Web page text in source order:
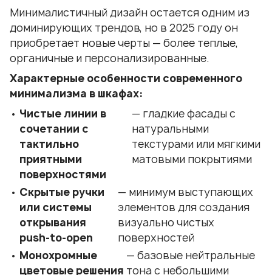
Минималистичный дизайн остается одним из
доминирующих трендов, но в 2025 году он
приобретает новые черты — более теплые,
органичные и персонализированные.
Характерные особенности современного
минимализма в шкафах:
Чистые линии в
сочетании с
тактильно
приятными
поверхностями
— гладкие фасады с
натуральными
текстурами или мягкими
матовыми покрытиями
Скрытые ручки
или системы
открывания
push-to-open
— минимум выступающих
элементов для создания
визуально чистых
поверхностей
Монохромные
цветовые решения
— базовые нейтральные
тона с небольшими